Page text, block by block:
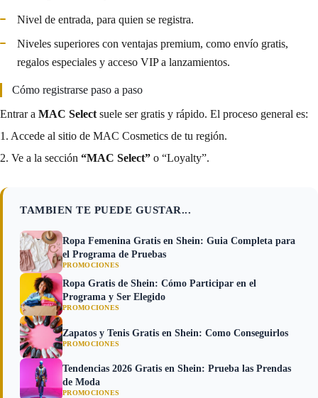
Nivel de entrada, para quien se registra.
Niveles superiores con ventajas premium, como envío gratis,
regalos especiales y acceso VIP a lanzamientos.
Cómo registrarse paso a paso
Entrar a MAC Select suele ser gratis y rápido. El proceso general es:
1. Accede al sitio de MAC Cosmetics de tu región.
2. Ve a la sección “MAC Select” o “Loyalty”.
TAMBIEN TE PUEDE GUSTAR...
Ropa Femenina Gratis en Shein: Guia Completa para
el Programa de Pruebas
PROMOCIONES
Ropa Gratis de Shein: Cómo Participar en el
Programa y Ser Elegido
PROMOCIONES
Zapatos y Tenis Gratis en Shein: Como Conseguirlos
PROMOCIONES
Tendencias 2026 Gratis en Shein: Prueba las Prendas
de Moda
PROMOCIONES